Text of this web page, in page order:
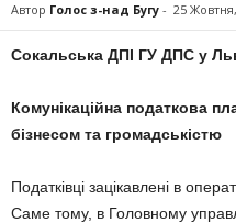
Автор Голос з-над Бугу - 25
Сокальська ДПІ ГУ ДПС у
Комунікаційна податкова
бізнесом та громадськістю
Податківці зацікавлені в
Саме тому, в Головному